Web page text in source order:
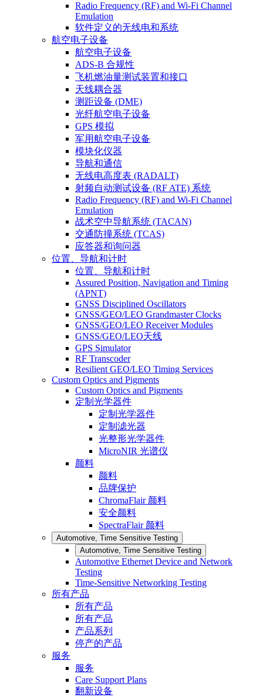
Radio Frequency (RF) and Wi-Fi Channel
Emulation
软件定义的无线电和系统
航空电子设备
航空电子设备
ADS-B 合规性
飞机燃油量测试装置和接口
天线耦合器
测距设备 (DME)
光纤航空电子设备
GPS 模拟
军用航空电子设备
模块化仪器
导航和通信
无线电高度表 (RADALT)
射频自动测试设备 (RF ATE) 系统
Radio Frequency (RF) and Wi-Fi Channel
Emulation
战术空中导航系统 (TACAN)
交通防撞系统 (TCAS)
应答器和询问器
位置、导航和计时
位置、导航和计时
Assured Position, Navigation and Timing
(APNT)
GNSS Disciplined Oscillators
GNSS/GEO/LEO Grandmaster Clocks
GNSS/GEO/LEO Receiver Modules
GNSS/GEO/LEO天线
GPS Simulator
RF Transcoder
Resilient GEO/LEO Timing Services
Custom Optics and Pigments
Custom Optics and Pigments
定制光学器件
定制光学器件
定制滤光器
光整形光学器件
MicroNIR 光谱仪
颜料
颜料
品牌保护
ChromaFlair 颜料
安全颜料
SpectraFlair 颜料
Automotive, Time Sensitive Testing
Automotive, Time Sensitive Testing
Automotive Ethernet Device and Network
Testing
Time-Sensitive Networking Testing
所有产品
所有产品
所有产品
产品系列
停产的产品
服务
服务
Care Support Plans
翻新设备